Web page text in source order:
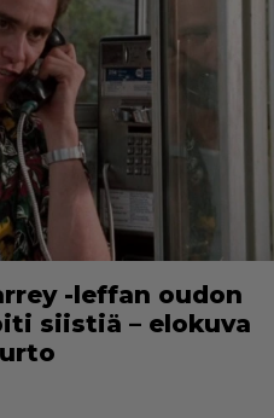
-leffan oudon
siistiä – elokuva